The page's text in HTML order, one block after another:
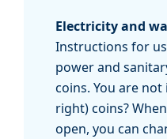
Electricity and
Instructions for
power and
coins. You are
right) coins?
open, you can